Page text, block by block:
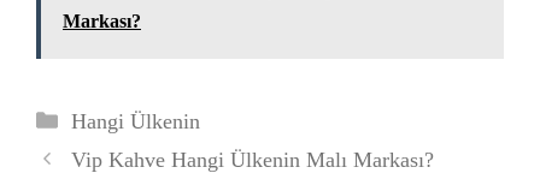
Markası?
Kategoriler
Hangi Ülkenin
Vip Kahve Hangi Ülkenin Malı Markası?